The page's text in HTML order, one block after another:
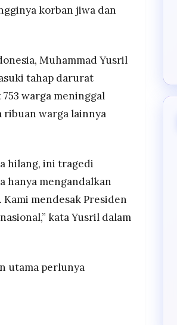
penuh untuk operasi
korban jiwa dan
Muhammad Yusril
tahap darurat
warga meninggal
ribuan warga lainnya
hilang, ini tragedi
hanya mengandalkan
mendesak Presiden
kata Yusril dalam
utama perlunya